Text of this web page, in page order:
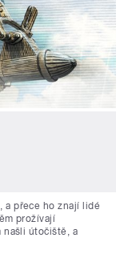
a přece ho znají lidé
prožívají
našli útočiště, a